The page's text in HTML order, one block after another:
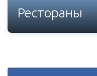
Рестораны